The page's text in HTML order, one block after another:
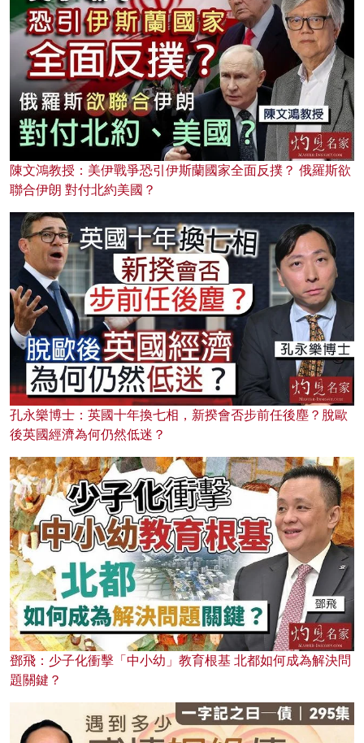
陳文鴻教授：美伊戰爭恐引伊斯蘭國家全面反撲？ 俄羅斯欲
聯合伊朗 對付北約美國？
孔永樂博士：英國十年換七相，新揆會否步前任後塵？脫歐
後英國經濟為何仍然低迷？
鄧飛：少子化衝擊「中小幼」教育根基 北都如何成為解決問
題關鍵？